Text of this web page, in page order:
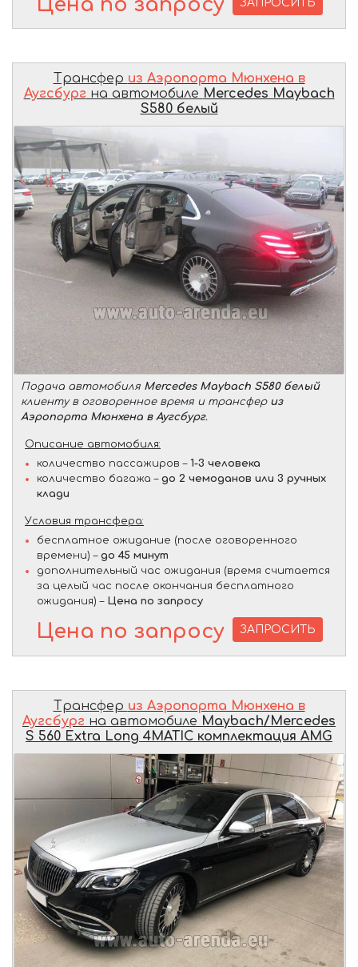
Цена по запросу ЗАПРОСИТЬ
Трансфер из Аэропорта Мюнхена в
Аугсбург на автомобиле Mercedes Maybach
S580 белый
Подача автомобиля Mercedes Maybach S580 белый
клиенту в оговоренное время и трансфер из
Аэропорта Мюнхена в Аугсбург.
Описание автомобиля:
количество пассажиров – 1-3 человека
количество багажа – до 2 чемоданов или 3 ручных
клади
Условия трансфера:
бесплатное ожидание (после оговоренного
времени) – до 45 минут
дополнительный час ожидания (время считается
за целый час после окончания бесплатного
ожидания) – Цена по запросу
Цена по запросу ЗАПРОСИТЬ
Трансфер из Аэропорта Мюнхена в
Аугсбург на автомобиле Maybach/Mercedes
S 560 Extra Long 4MATIC комплектация AMG